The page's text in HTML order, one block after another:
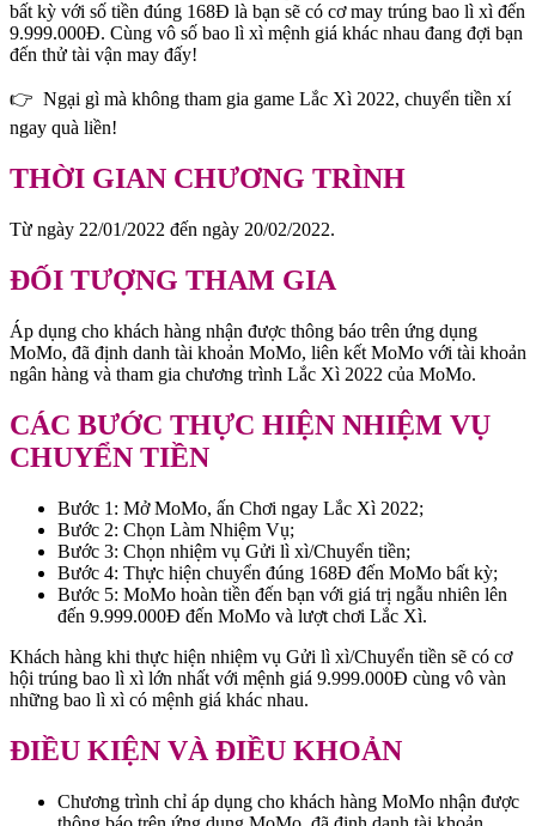
bất kỳ với số tiền đúng 168Đ là bạn sẽ có cơ may trúng bao lì xì đến
9.999.000Đ. Cùng vô số bao lì xì mệnh giá khác nhau đang đợi bạn
đến thử tài vận may đấy!
👉 Ngại gì mà không tham gia game Lắc Xì 2022, chuyển tiền xí
ngay quà liền!
THỜI GIAN CHƯƠNG TRÌNH
Từ ngày 22/01/2022 đến ngày 20/02/2022.
ĐỐI TƯỢNG THAM GIA
Áp dụng cho khách hàng nhận được thông báo trên ứng dụng
MoMo, đã định danh tài khoản MoMo, liên kết MoMo với tài khoản
ngân hàng và tham gia chương trình Lắc Xì 2022 của MoMo.
CÁC BƯỚC THỰC HIỆN NHIỆM VỤ
CHUYỂN TIỀN
Bước 1: Mở MoMo, ấn Chơi ngay Lắc Xì 2022;
Bước 2: Chọn Làm Nhiệm Vụ;
Bước 3: Chọn nhiệm vụ Gửi lì xì/Chuyển tiền;
Bước 4: Thực hiện chuyển đúng 168Đ đến MoMo bất kỳ;
Bước 5: MoMo hoàn tiền đến bạn với giá trị ngẫu nhiên lên
đến 9.999.000Đ đến MoMo và lượt chơi Lắc Xì.
Khách hàng khi thực hiện nhiệm vụ Gửi lì xì/Chuyển tiền sẽ có cơ
hội trúng bao lì xì lớn nhất với mệnh giá 9.999.000Đ cùng vô vàn
những bao lì xì có mệnh giá khác nhau.
ĐIỀU KIỆN VÀ ĐIỀU KHOẢN
Chương trình chỉ áp dụng cho khách hàng MoMo nhận được